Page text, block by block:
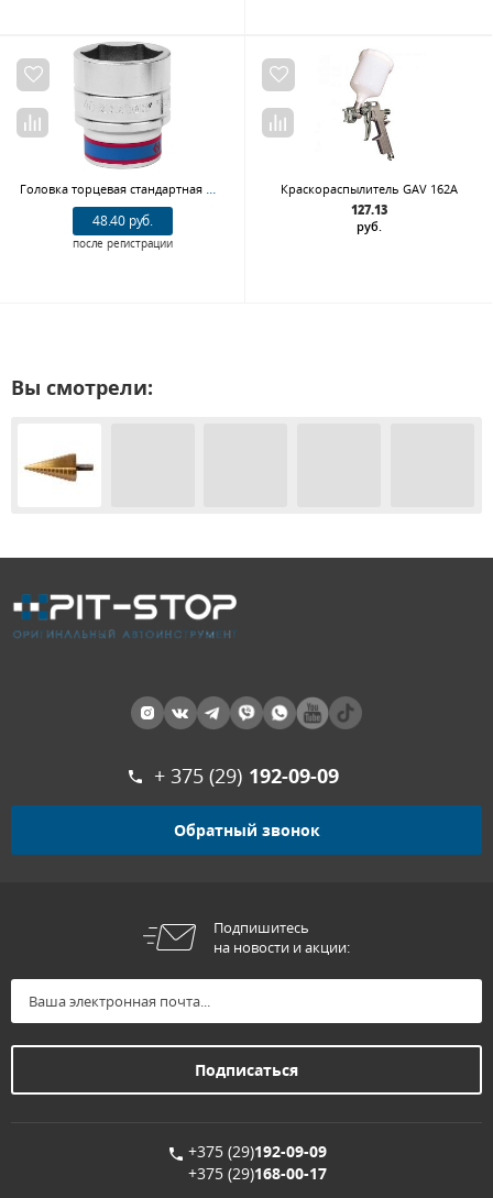
48.40 руб.
после регистрации
Краскораспылитель GAV 162А
127.13
руб.
Вы смотрели:
+ 375 (29) 192-09-09
Обратный звонок
Подпишитесь
на новости и акции:
+375 (29)192-09-09
+375 (29)168-00-17